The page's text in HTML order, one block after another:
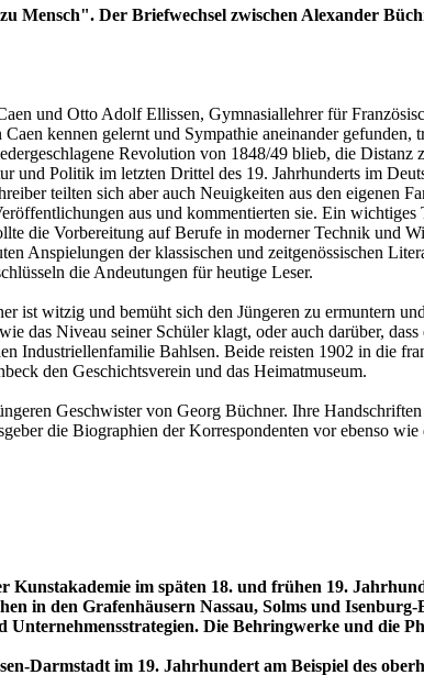
Mensch". Der Briefwechsel zwischen Alexander
und Otto Adolf Ellissen, Gymnasiallehrer für
kennen gelernt und Sympathie aneinander
Revolution von 1848/49 blieb, die
und Politik im letzten Drittel des 19. Jahrhunderts im
teilten sich aber auch Neuigkeiten aus den eigenen
aus und kommentierten sie. Ein
die Vorbereitung auf Berufe in moderner Technik und
Anspielungen der klassischen und zeitgenössischen
die Andeutungen für heutige Leser.
witzig und bemüht sich den Jüngeren zu ermuntern
das Niveau seiner Schüler klagt, oder auch darüber,
Industriellenfamilie Bahlsen. Beide reisten 1902 in die
den Geschichtsverein und das Heimatmuseum.
Geschwister von Georg Büchner. Ihre
die Biographien der Korrespondenten vor ebenso
Kunstakademie im späten 18. und frühen 19.
in den Grafenhäusern Nassau, Solms und Isenburg-
Unternehmensstrategien. Die Behringwerke und die
Darmstadt im 19. Jahrhundert am Beispiel des